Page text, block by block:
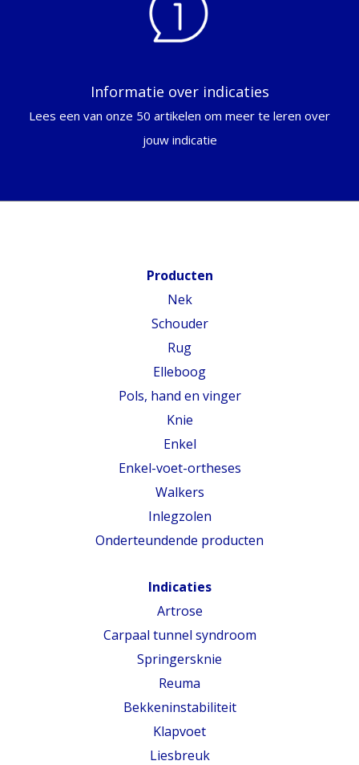
Informatie over indicaties
Lees een van onze 50 artikelen om meer te leren over
jouw indicatie
Producten
Nek
Schouder
Rug
Elleboog
Pols, hand en vinger
Knie
Enkel
Enkel-voet-ortheses
Walkers
Inlegzolen
Onderteundende producten
Indicaties
Artrose
Carpaal tunnel syndroom
Springersknie
Reuma
Bekkeninstabiliteit
Klapvoet
Liesbreuk